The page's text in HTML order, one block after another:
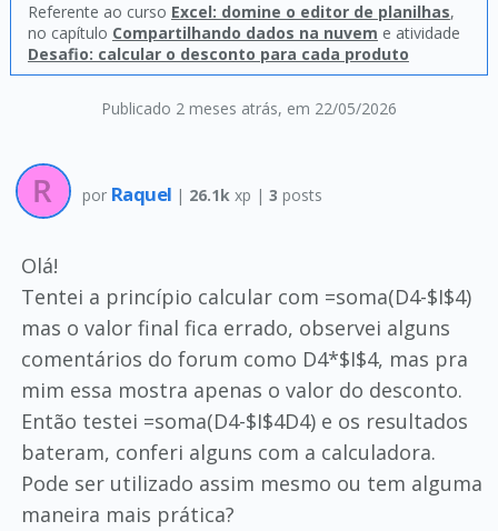
Publicado 2 meses atrás, em 22/05/2026
Referente ao curso Excel: domine o editor de planilhas,
no capítulo Compartilhando dados na nuvem e atividade
Desafio: calcular o desconto para cada produto
por Raquel | 26.1k xp | 3 posts
Olá!
Tentei a princípio calcular com =soma(D4-$I$4)
mas o valor final fica errado, observei alguns
comentários do forum como D4*$I$4, mas pra
mim essa mostra apenas o valor do desconto.
Então testei =soma(D4-$I$4D4) e os resultados
bateram, conferi alguns com a calculadora.
Pode ser utilizado assim mesmo ou tem alguma
maneira mais prática?